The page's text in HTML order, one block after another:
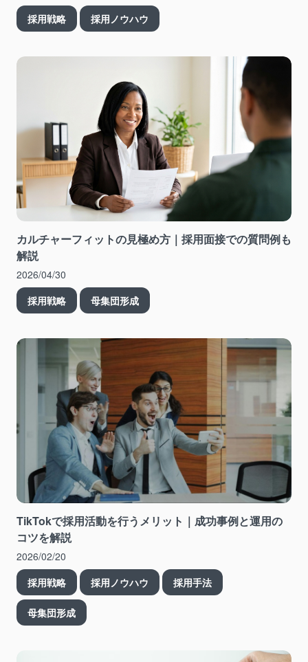
採用戦略
採用ノウハウ
カルチャーフィットの見極め方｜採用面接での質問例も
解説
2026/04/30
採用戦略
母集団形成
TikTokで採用活動を行うメリット｜成功事例と運用の
コツを解説
2026/02/20
採用戦略
採用ノウハウ 採用手法
母集団形成